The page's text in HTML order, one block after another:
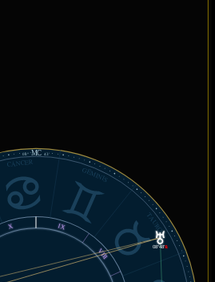
08° MC 43'
TAURO
GÉMINIS
CÁNCER
X
VIII
IX
08°48'℞